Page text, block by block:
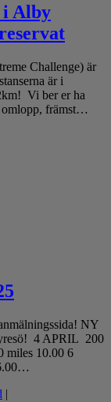
Alby
Challenge) är
är i
Vi ber er ha
omlopp, främst…
NY
4 APRIL 200
miles 10.00 6
|